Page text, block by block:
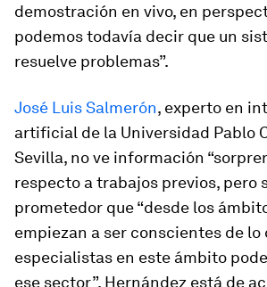
demostración en vivo, en
podemos todavía decir que un
resuelve problemas”.
José Luis Salmerón, experto en
artificial de la Universidad Pablo
Sevilla, no ve información
respecto a trabajos previos, pero
prometedor que “desde los
empiezan a ser conscientes de lo
especialistas en este ámbito
ese sector”. Hernández está de